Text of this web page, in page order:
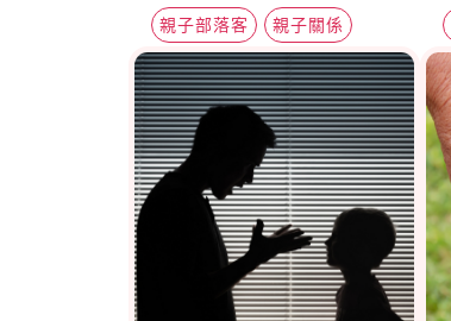
「每個人都被好好看
見」
親子部落客 親子關係